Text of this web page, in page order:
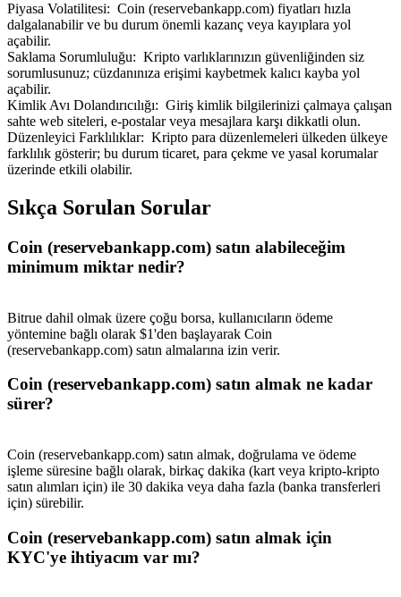
Yönlendirme
Arkadaşını davet et, nakit ödüller kazan
Deposit CASHCAT & Win
Deposit CASHCAT & Win
Exclusive for BitMart Users
Register & Trade to Win 500,000 USDT
Precious Metals Trading Carnival
Piyasa Volatilitesi: Coin (reservebankapp.com) fiyatları hızla
dalgalanabilir ve bu durum önemli kazanç veya kayıplara yol
açabilir.
Saklama Sorumluluğu: Kripto varlıklarınızın güvenliğinden siz
sorumlusunuz; cüzdanınıza erişimi kaybetmek kalıcı kayba yol
açabilir.
Kimlik Avı Dolandırıcılığı: Giriş kimlik bilgilerinizi çalmaya çalışan
sahte web siteleri, e-postalar veya mesajlara karşı dikkatli olun.
Düzenleyici Farklılıklar: Kripto para düzenlemeleri ülkeden ülkeye
farklılık gösterir; bu durum ticaret, para çekme ve yasal korumalar
üzerinde etkili olabilir.
Sıkça Sorulan Sorular
Coin (reservebankapp.com) satın alabileceğim
minimum miktar nedir?
Bitrue dahil olmak üzere çoğu borsa, kullanıcıların ödeme
yöntemine bağlı olarak $1'den başlayarak Coin
(reservebankapp.com) satın almalarına izin verir.
Coin (reservebankapp.com) satın almak ne kadar
sürer?
Coin (reservebankapp.com) satın almak, doğrulama ve ödeme
işleme süresine bağlı olarak, birkaç dakika (kart veya kripto-kripto
satın alımları için) ile 30 dakika veya daha fazla (banka transferleri
için) sürebilir.
Coin (reservebankapp.com) satın almak için
KYC'ye ihtiyacım var mı?